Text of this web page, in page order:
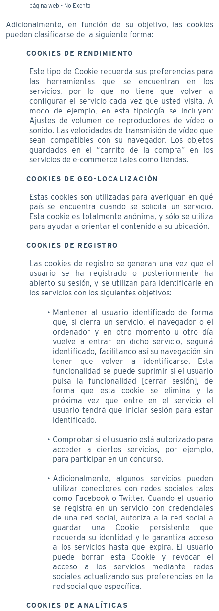
página web - No Exenta
Adicionalmente, en función de su objetivo, las cookies
pueden clasificarse de la siguiente forma:
COOKIES DE RENDIMIENTO
Este tipo de Cookie recuerda sus preferencias para
las herramientas que se encuentran en los
servicios, por lo que no tiene que volver a
configurar el servicio cada vez que usted visita. A
modo de ejemplo, en esta tipología se incluyen:
Ajustes de volumen de reproductores de vídeo o
sonido. Las velocidades de transmisión de vídeo que
sean compatibles con su navegador. Los objetos
guardados en el “carrito de la compra” en los
servicios de e-commerce tales como tiendas.
COOKIES DE GEO-LOCALIZACIÓN
Estas cookies son utilizadas para averiguar en qué
país se encuentra cuando se solicita un servicio.
Esta cookie es totalmente anónima, y sólo se utiliza
para ayudar a orientar el contenido a su ubicación.
COOKIES DE REGISTRO
Las cookies de registro se generan una vez que el
usuario se ha registrado o posteriormente ha
abierto su sesión, y se utilizan para identificarle en
los servicios con los siguientes objetivos:
Mantener al usuario identificado de forma
que, si cierra un servicio, el navegador o el
ordenador y en otro momento u otro día
vuelve a entrar en dicho servicio, seguirá
identificado, facilitando así su navegación sin
tener que volver a identificarse. Esta
funcionalidad se puede suprimir si el usuario
pulsa la funcionalidad [cerrar sesión], de
forma que esta cookie se elimina y la
próxima vez que entre en el servicio el
usuario tendrá que iniciar sesión para estar
identificado.
Comprobar si el usuario está autorizado para
acceder a ciertos servicios, por ejemplo,
para participar en un concurso.
Adicionalmente, algunos servicios pueden
utilizar conectores con redes sociales tales
como Facebook o Twitter. Cuando el usuario
se registra en un servicio con credenciales
de una red social, autoriza a la red social a
guardar una Cookie persistente que
recuerda su identidad y le garantiza acceso
a los servicios hasta que expira. El usuario
puede borrar esta Cookie y revocar el
acceso a los servicios mediante redes
sociales actualizando sus preferencias en la
red social que específica.
COOKIES DE ANALÍTICAS